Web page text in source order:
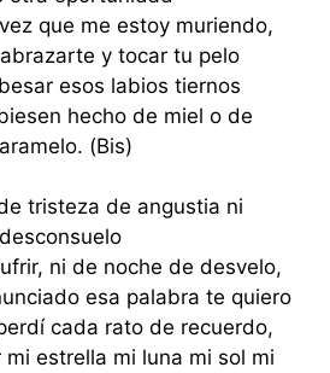
que me estoy muriendo,
y tocar tu pelo
esos labios tiernos
hecho de miel o de
(Bis)
tristeza de angustia ni
desconsuelo
ni de noche de desvelo,
esa palabra te quiero
cada rato de recuerdo,
estrella mi luna mi sol mi